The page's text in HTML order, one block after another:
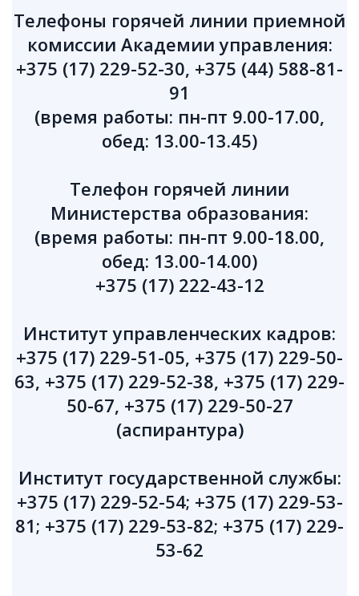
Телефоны горячей линии приемной
комиссии Академии управления:
+375 (17) 229-52-30, +375 (44) 588-81-
91
(время работы: пн-пт 9.00-17.00,
обед: 13.00-13.45)
Телефон горячей линии
Министерства образования:
(время работы: пн-пт 9.00-18.00,
обед: 13.00-14.00)
+375 (17) 222-43-12
Институт управленческих кадров:
+375 (17) 229-51-05, +375 (17) 229-50-
63, +375 (17) 229-52-38, +375 (17) 229-
50-67, +375 (17) 229-50-27
(аспирантура)
Институт государственной службы:
+375 (17) 229-52-54; +375 (17) 229-53-
81; +375 (17) 229-53-82; +375 (17) 229-
53-62